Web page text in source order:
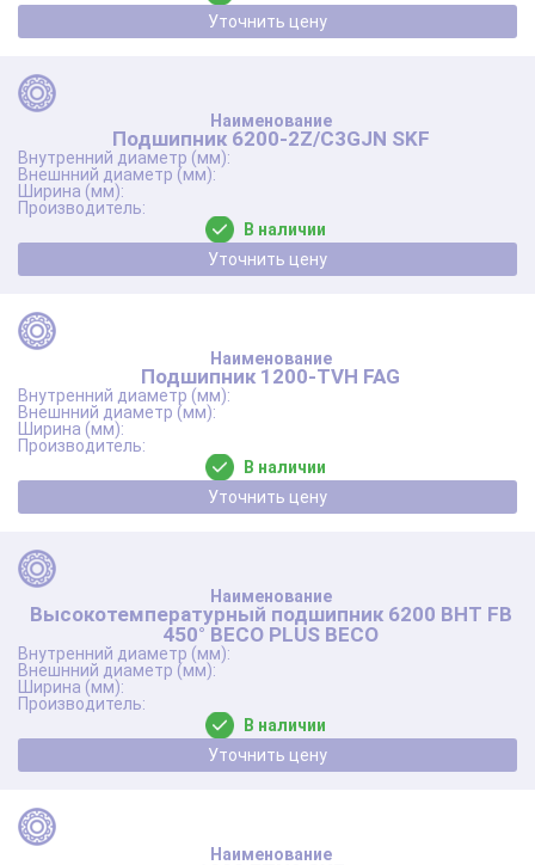
Уточнить цену
Подшипник 6200-2Z/C3GJN SKF
В наличии
Уточнить цену
Подшипник 1200-TVH FAG
В наличии
Уточнить цену
Высокотемпературный подшипник 6200 BHT FB
450° BЕСО PLUS BECO
В наличии
Уточнить цену